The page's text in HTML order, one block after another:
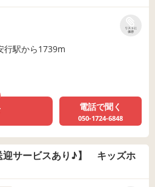
リストに
保存
行駅から1739m
電話で聞く
050-1724-6848
迎サービスあり♪】 キッズホ